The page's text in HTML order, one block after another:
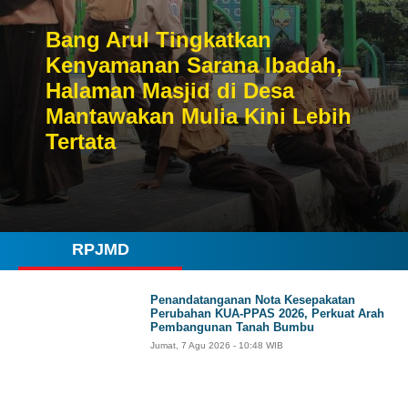
Bang Arul Tingkatkan
Kenyamanan Sarana Ibadah,
Halaman Masjid di Desa
Mantawakan Mulia Kini Lebih
Tertata
RPJMD
Penandatanganan Nota Kesepakatan
Perubahan KUA-PPAS 2026, Perkuat Arah
Pembangunan Tanah Bumbu
Jumat, 7 Agu 2026 - 10:48 WIB